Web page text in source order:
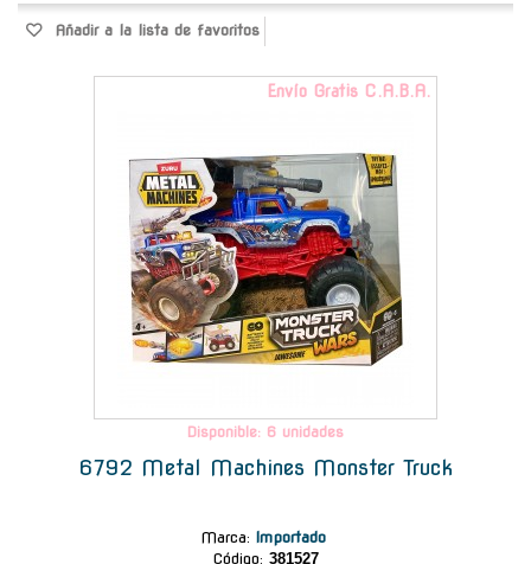
Añadir a la lista de favoritos
Envío Gratis C.A.B.A.
Disponible: 6 unidades
6792 Metal Machines Monster Truck
Marca: Importado
Código: 381527